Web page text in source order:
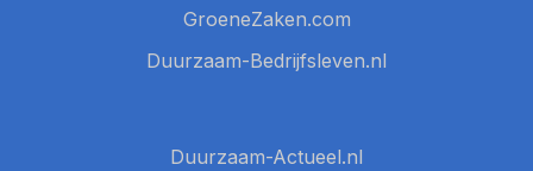
GroeneZaken.com
Duurzaam-Bedrijfsleven.nl
Duurzaam-Actueel.nl